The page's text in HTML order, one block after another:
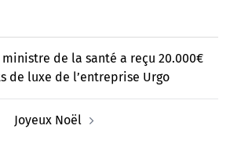
de la santé a reçu 20.000€
de luxe de l’entreprise Urgo
Joyeux Noël